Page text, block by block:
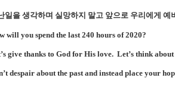
일을 생각하며 실망하지 말고 앞으로 우리에게
will you spend the last 240 hours of 2020?
give thanks to God for His love. Let’s think
despair about the past and instead place your